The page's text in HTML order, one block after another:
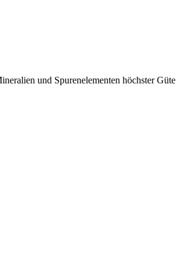
und Spurenelementen höchster Güte